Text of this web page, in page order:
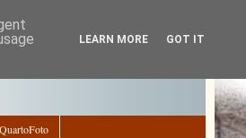
QuartoFoto
LEARN MORE GOT IT